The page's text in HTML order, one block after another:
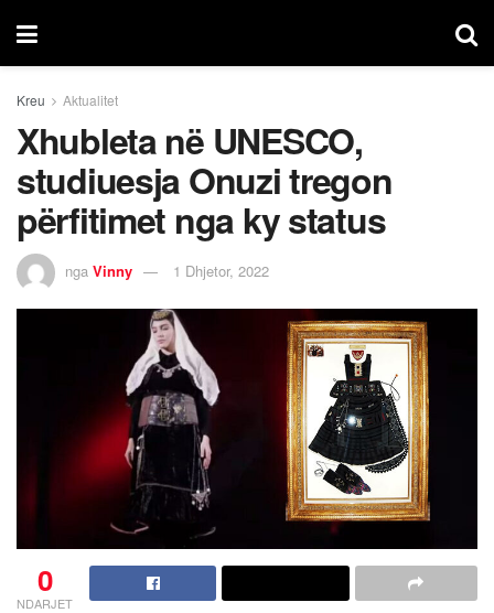
Kreu Aktualitet
Xhubleta në UNESCO,
studiuesja Onuzi tregon
përfitimet nga ky status
nga Vinny 1 Dhjetor, 2022
0
NDARJET